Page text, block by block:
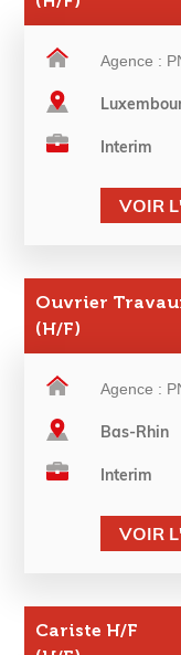
Agence :
Interim
VOIR
Ouvrier
(H/F)
Agence :
Bas-Rhin
Interim
VOIR
Cariste H/F